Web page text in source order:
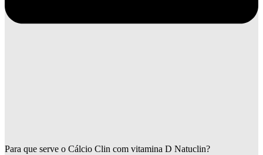
Para que serve o Cálcio Clin com vitamina D Natuclin?